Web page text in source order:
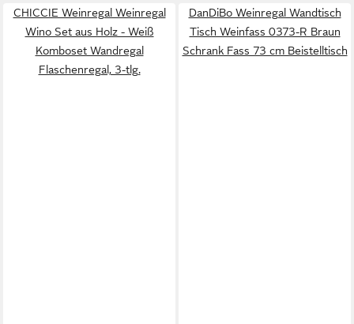
CHICCIE Weinregal Weinregal
Wino Set aus Holz - Weiß
Komboset Wandregal
Flaschenregal, 3-tlg.
DanDiBo Weinregal Wandtisch
Tisch Weinfass 0373-R Braun
Schrank Fass 73 cm Beistelltisch